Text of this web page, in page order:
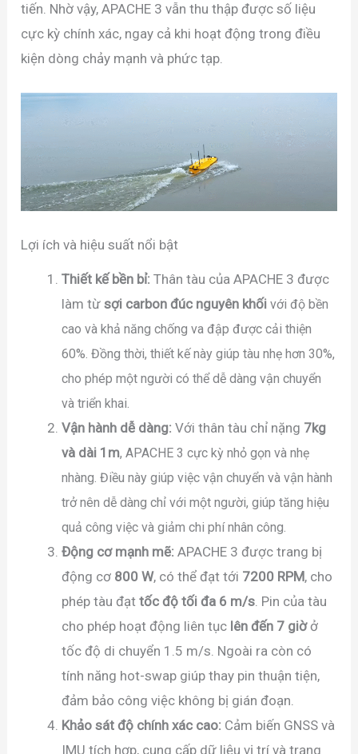
tiến. Nhờ vậy, APACHE 3 vẫn thu thập được số liệu
cực kỳ chính xác, ngay cả khi hoạt động trong điều
kiện dòng chảy mạnh và phức tạp.
Lợi ích và hiệu suất nổi bật
Thiết kế bền bỉ:Thân tàu của APACHE 3 được
làm từsợi carbon đúc nguyên khối với độ bền
cao và khả năng chống va đập được cải thiện
60%. Đồng thời, thiết kế này giúp tàu nhẹ hơn 30%,
cho phép một người có thể dễ dàng vận chuyển
và triển khai.
Vận hành dễ dàng:Với thân tàu chỉ nặng 7kg
và dài 1m, APACHE 3 cực kỳ nhỏ gọn và nhẹ
nhàng. Điều này giúp việc vận chuyển và vận hành
trở nên dễ dàng chỉ với một người, giúp tăng hiệu
quả công việc và giảm chi phí nhân công.
Động cơ mạnh mẽ:APACHE 3 được trang bị
động cơ 800 W, có thể đạt tới 7200 RPM, cho
phép tàu đạttốc độ tối đa 6 m/s . Pin của tàu
cho phép hoạt động liên tục lên đến 7 giờở
tốc độ di chuyển 1.5 m/s. Ngoài ra còn có
tính năng hot-swap giúp thay pin thuận tiện,
đảm bảo công việc không bị gián đoạn.
Khảo sát độ chính xác cao: Cảm biến GNSS và
IMU tích hợp, cung cấp dữ liệu vị trí và trạng